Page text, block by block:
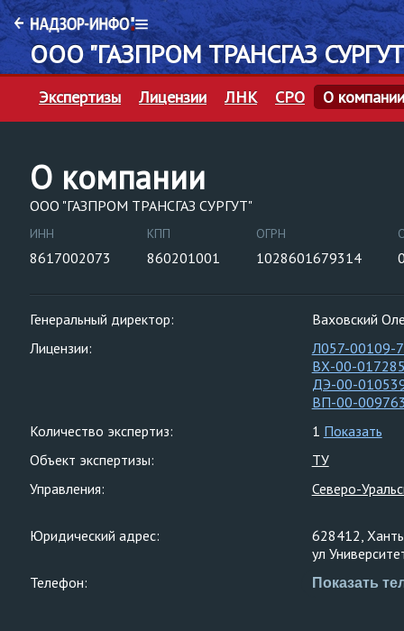
ООО "ГАЗПРОМ ТРАНСГАЗ
Экспертизы Лицензии ЛНК СРО О компании
О компании
ООО "ГАЗПРОМ ТРАНСГАЗ СУРГУТ"
ИНН
8617002073
КПП
860201001
ОГРН
1028601679314
Генеральный директор:
Ваховский
Лицензии:
Л057-00109-
ВХ-00-
ДЭ-00-
ВП-00-
Количество экспертиз:
1 Показать
Объект экспертизы:
ТУ
Управления:
Северо-
Юридический адрес:
628412,
ул
Телефон:
Показать